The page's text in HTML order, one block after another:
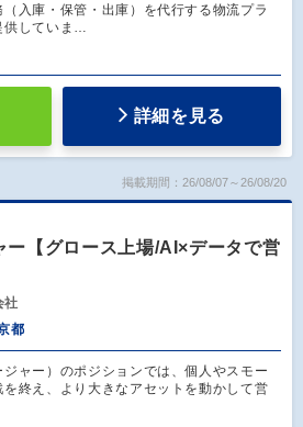
入庫・保管・出庫）を代行する物流プラ
供していま…
詳細を見る
掲載期間：26/08/07～26/08/20
ー【グロース上場/AI×データで営
社
都
ャー）のポジションでは、個人やスモー
を終え、より大きなアセットを動かして営